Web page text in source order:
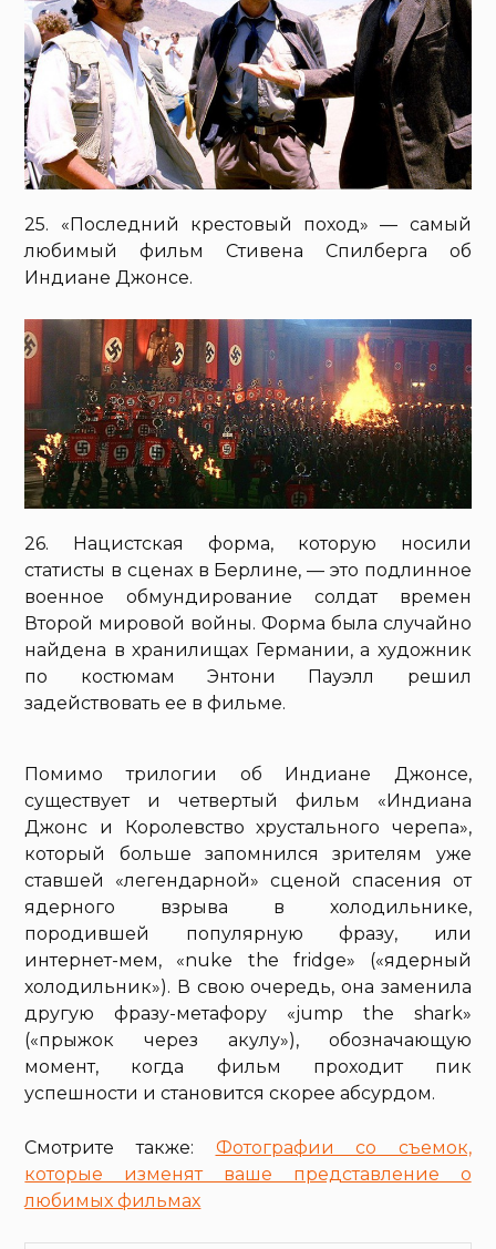
25. «Последний крестовый поход» — самый
любимый фильм Стивена Спилберга об
Индиане Джонсе.
26. Нацистская форма, которую носили
статисты в сценах в Берлине, — это подлинное
военное обмундирование солдат времен
Второй мировой войны. Форма была случайно
найдена в хранилищах Германии, а художник
по костюмам Энтони Пауэлл решил
задействовать ее в фильме.
Помимо трилогии об Индиане Джонсе,
существует и четвертый фильм «Индиана
Джонс и Королевство хрустального черепа»,
который больше запомнился зрителям уже
ставшей «легендарной» сценой спасения от
ядерного взрыва в холодильнике,
породившей популярную фразу, или
интернет-мем, «nuke the fridge» («ядерный
холодильник»). В свою очередь, она заменила
другую фразу-метафору «jump the shark»
(«прыжок через акулу»), обозначающую
момент, когда фильм проходит пик
успешности и становится скорее абсурдом.
Смотрите также: Фотографии со съемок,
которые изменят ваше представление о
любимых фильмах